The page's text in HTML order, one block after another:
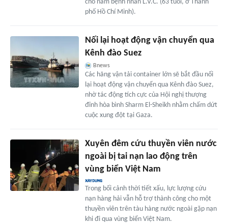
cho nam bệnh nhân L.V.C. (63 tuổi, ở Thành
phố Hồ Chí Minh).
Nối lại hoạt động vận chuyển qua
Kênh đào Suez
Bnews
Các hãng vận tải container lớn sẽ bắt đầu nối
lại hoạt động vận chuyển qua Kênh đào Suez,
nhờ tác động tích cực của Hội nghị thượng
đỉnh hòa bình Sharm El-Sheikh nhằm chấm dứt
cuộc xung đột tại Gaza.
Xuyên đêm cứu thuyền viên nước
ngoài bị tai nạn lao động trên
vùng biển Việt Nam
Trong bối cảnh thời tiết xấu, lực lượng cứu
nạn hàng hải vẫn hỗ trợ thành công cho một
thuyền viên trên tàu hàng nước ngoài gặp nạn
khi đi qua vùng biển Việt Nam.